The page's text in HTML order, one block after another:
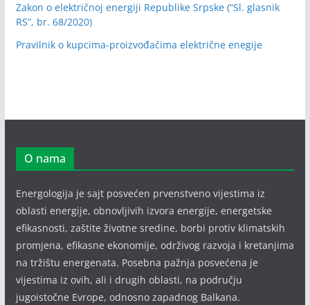
Zakon o električnoj energiji Republike Srpske (“Sl. glasnik
RS”, br. 68/2020)
Pravilnik o kupcima-proizvođačima električne enegije
O nama
Energologija je sajt posvećen prvenstveno vijestima iz
oblasti energije, obnovljivih izvora energije, energetske
efikasnosti, zaštite životne sredine, borbi protiv klimatskih
promjena, efikasne ekonomije, održivog razvoja i kretanjima
na tržištu energenata. Posebna pažnja posvećena je
vijestima iz ovih, ali i drugih oblasti, na području
jugoistočne Evrope, odnosno zapadnog Balkana.